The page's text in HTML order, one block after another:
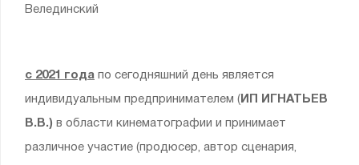
Велединский
с 2021 года по сегодняшний день является
индивидуальным предпринимателем ( ИП ИГНАТЬЕВ
В.В.) в области кинематографии и принимает
различное участие (продюсер, автор сценария,